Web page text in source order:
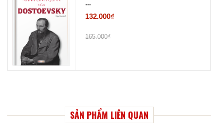
...
132.000₫
165.000₫
SẢN PHẨM LIÊN QUAN